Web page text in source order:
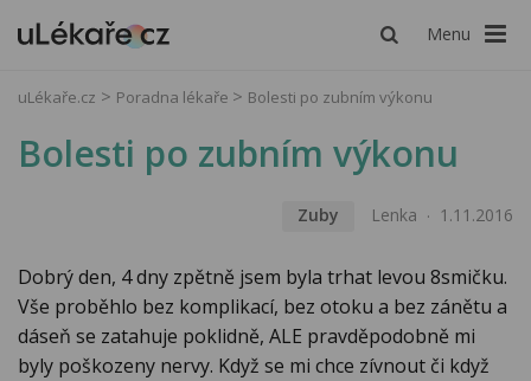
Menu
uLékaře.cz Poradna lékaře Bolesti po zubním výkonu
Bolesti po zubním výkonu
Zuby Lenka 1.11.2016
Dobrý den, 4 dny zpětně jsem byla trhat levou 8smičku.
Vše proběhlo bez komplikací, bez otoku a bez zánětu a
dáseň se zatahuje poklidně, ALE pravděpodobně mi
byly poškozeny nervy. Když se mi chce zívnout či když